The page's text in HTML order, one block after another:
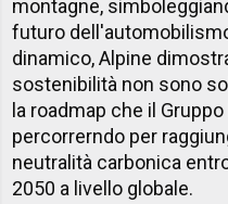
montagne,
futuro
dinamico, Alpine
sostenibilità non sono
la roadmap che il
percorrerndo per
neutralità carbonica
2050 a livello globale.